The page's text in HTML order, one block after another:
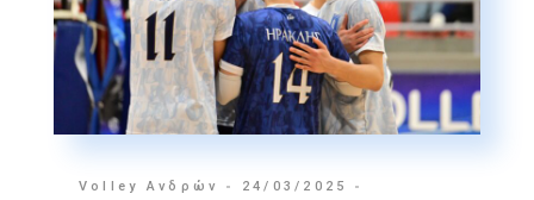
Volley Ανδρών 24/03/2025